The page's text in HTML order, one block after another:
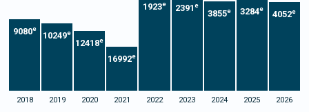
9080e
10249e
12418e
16992e
1923e 2391e
3855e 3284e
4052e
2018 2019 2020 2021 2022 2023 2024 2025 2026